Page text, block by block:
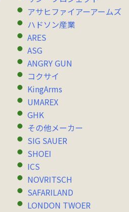
アサヒファイアーアームズ
ハドソン産業
ARES
ASG
ANGRY GUN
コクサイ
KingArms
UMAREX
GHK
その他メーカー
SIG SAUER
SHOEI
ICS
NOVRITSCH
SAFARILAND
LONDON TWOER